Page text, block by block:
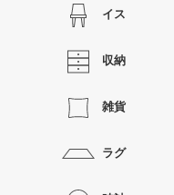
イス
収納
雑貨
ラグ